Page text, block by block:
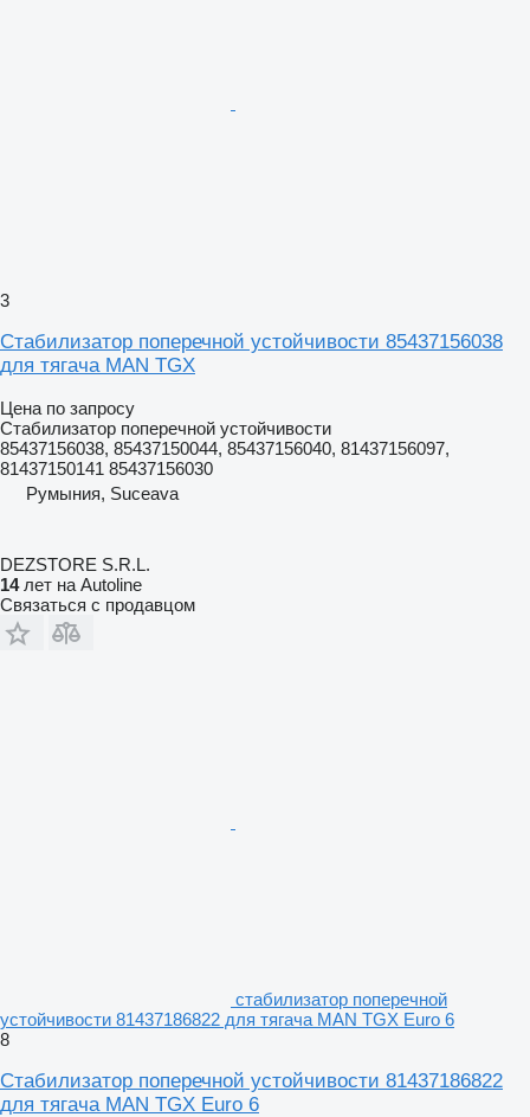
3
Стабилизатор поперечной устойчивости 85437156038
для тягача MAN TGX
Цена по запросу
Стабилизатор поперечной устойчивости
85437156038, 85437150044, 85437156040, 81437156097,
81437150141 85437156030
Румыния, Suceava
DEZSTORE S.R.L.
14лет на Autoline
Связаться с продавцом
стабилизатор поперечной
устойчивости 81437186822 для тягача MAN TGX Euro 6
8
Стабилизатор поперечной устойчивости 81437186822
для тягача MAN TGX Euro 6